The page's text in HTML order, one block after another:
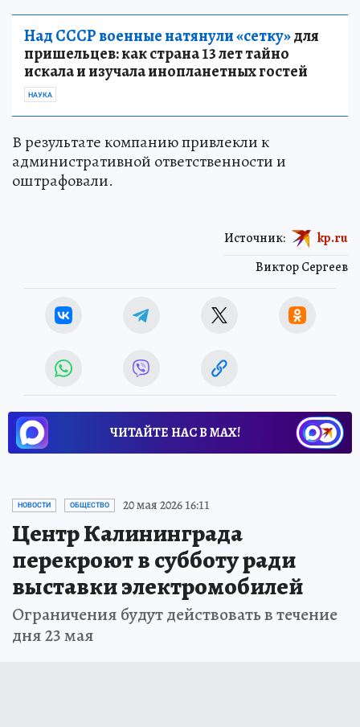
Над СССР военные натянули «сетку»для
пришельцев: как страна 13 лет тайно
искала и изучала инопланетных гостей
НАУКА
В результате компанию привлекли к
административной ответственности и
оштрафовали.
Виктор Сергеев
Источник: kp.ru
ЧИТАЙТЕ НАС В МАХ!
НОВОСТИ ОБЩЕСТВО 20 мая 2026 16:11
Центр Калининграда
перекроют в субботу ради
выставки электромобилей
Ограничения будут действовать в течение
дня 23 мая